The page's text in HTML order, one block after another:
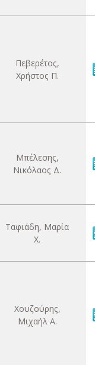
Πεβερέτος,
Χρήστος Π.
Μπέλεσης,
Νικόλαος Δ.
Ταφιάδη, Μαρία
Χ.
Χουζούρης,
Μιχαήλ Α.